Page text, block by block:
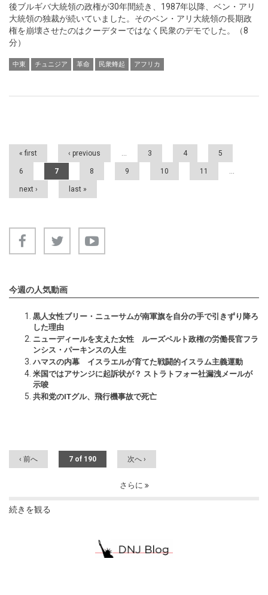
後ブルギバ大統領の政権が30年間続き、1987年以降、ベン・アリ
大統領の独裁が続いていました。そのベン・アリ大統領の長期政
権を崩壊させたのはクーデターではなく民衆のデモでした。（8
分）
中東 チュニジア 革命 民衆蜂起 アフリカ
Pages
« first ‹ previous 3 4 5
6 7 8 9 10 11
next › last »
今週の人気動画
黒人女性ブリー・ニューサムが南軍旗を自分の手で引きずり降ろ
した理由
ニューディールを支えた女性 ルーズベルト政権の労働長官フラ
ンシス・パーキンスの人生
ハマスの内幕 イスラエルが育てた戦闘的イスラム主義運動
米国ではアサンジに起訴状が？ ストラトフォー社漏洩メールが
示唆
共和党のITグル、飛行機事故で死亡
‹ 前へ 7 of 190 次へ ›
さらに
続きを観る